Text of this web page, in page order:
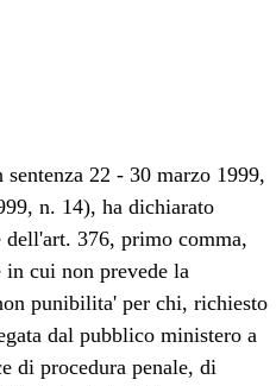
22 - 30 marzo 1999,
n. 14), ha dichiarato
376, primo comma,
in cui non prevede la
punibilita' per chi, richiesto
dal pubblico ministero a
di procedura penale, di